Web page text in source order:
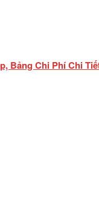
Bảng Chi Phí Chi